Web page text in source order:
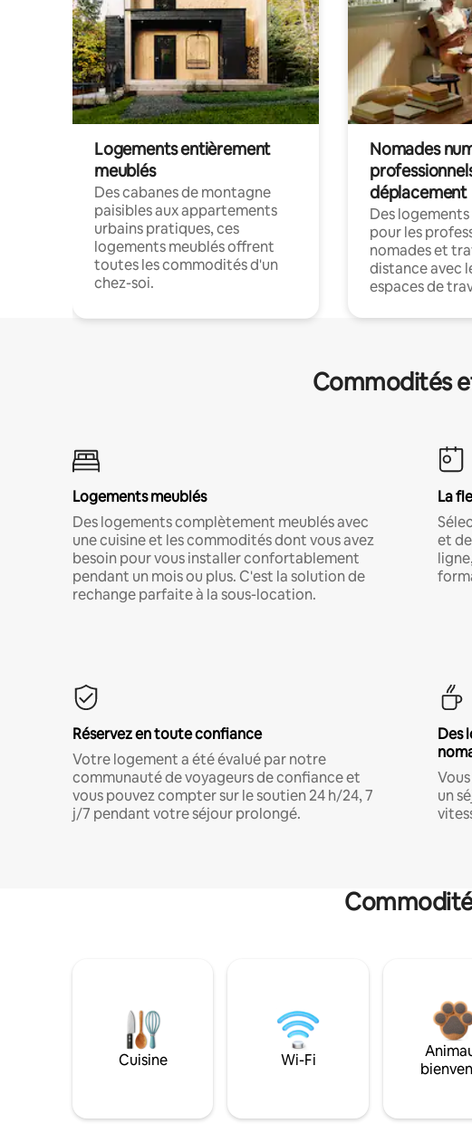
Logements entièrement
meublés
Des cabanes de montagne
paisibles aux appartements
urbains pratiques, ces
logements meublés offrent
toutes les commodités d'un
chez-soi.
Nomades
déplacement
Des
pour les
nomades et
distance avec
espaces de
Commodités
Logements meublés
Des logements complètement meublés avec
une cuisine et les commodités dont vous avez
besoin pour vous installer confortablement
pendant un mois ou plus. C'est la solution de
rechange parfaite à la sous-location.
La
et
Réservez en toute confiance
Votre logement a été évalué par notre
communauté de voyageurs de confiance et
vous pouvez compter sur le soutien 24 h/24, 7
j/7 pendant votre séjour prolongé.
Des
un
Cuisine Wi-Fi